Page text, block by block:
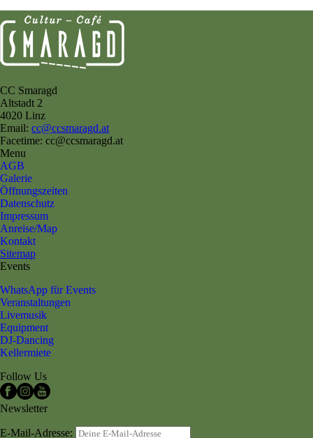
CC Smaragd
Altstadt 2
4020 Linz
Email: cc@ccsmaragd.at
Facetime: cc@ccsmaragd.at
Menu
AGB
Galerie
Öffnungszeiten
Datenschutz
Impressum
Anreise/Map
Kontakt
Sitemap
Events
WhatsApp für Events
Veranstaltungen
Livemusik
Equipment
DJ-Dancing
Kellermiete
Follow Us
Newsletter
E-Mail-Adresse: